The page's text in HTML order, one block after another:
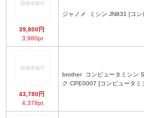
39,800円
3,980pt
ジャノメ ミシン JN831 [コン
43,780円
4,378pt
brother
ク CPE0007 [コンピュータミ